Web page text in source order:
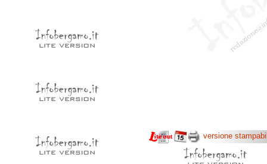
versione